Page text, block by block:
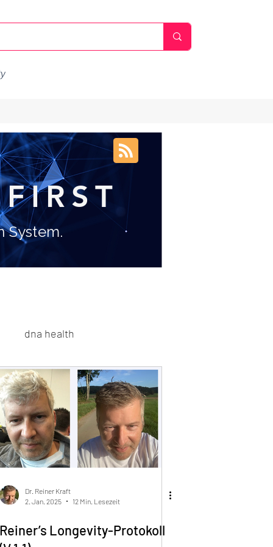
System.
dna health
entgiften krebs
stress allergien
Dr. Reiner Kraft
2. Jan. 2025
12 Min. Lesezeit
Reiner’s Longevity-Protokoll